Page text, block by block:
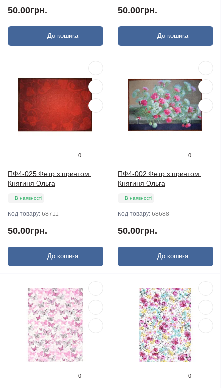
50.00грн.
До кошика
50.00грн.
До кошика
0
ПФ4-025 Фетр з принтом.
Княгиня Ольга
В наявності
Код товару: 68711
50.00грн.
До кошика
0
ПФ4-002 Фетр з принтом.
Княгиня Ольга
В наявності
Код товару: 68688
50.00грн.
До кошика
0 0